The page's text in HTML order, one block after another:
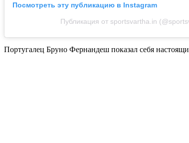
Посмотреть эту публикацию в Instagram
Публикация от sportsvartha.in
Португалец Бруно Фернандеш показал себя